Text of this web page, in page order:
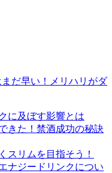
だ早い！メリハリがダ
に及ぼす影響とは
きた！禁酒成功の秘訣
スリムを目指そう！
ナジードリンクについ